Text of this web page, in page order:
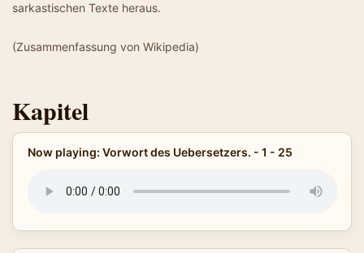
sarkastischen Texte heraus.
(Zusammenfassung von Wikipedia)
Kapitel
Now playing: Vorwort des Uebersetzers. - 1 - 25